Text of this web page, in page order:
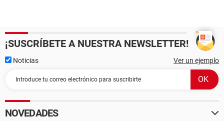
¡SUSCRÍBETE A NUESTRA NEWSLETTER!
Noticias Ver un ejemplo
NOVEDADES